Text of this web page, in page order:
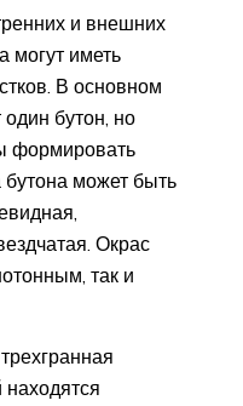
и внешних
могут иметь
В основном
бутон, но
формировать
бутона может быть
Окрас
так и
находятся